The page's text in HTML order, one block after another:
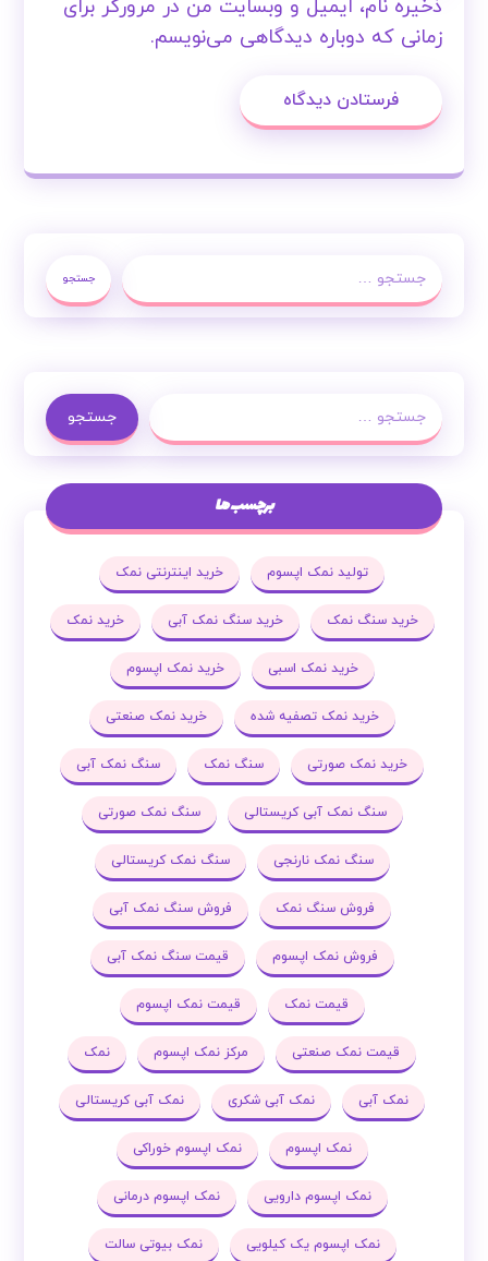
ذخیره نام، ایمیل و وبسایت من در مرورگر برای
زمانی که دوباره دیدگاهی می‌نویسم.
فرستادن دیدگاه
جستجو
جستجو
برچسب ها
تولید نمک اپسوم خرید اینترنتی نمک
خرید سنگ نمک خرید سنگ نمک آبی خرید نمک
خرید نمک اسبی خرید نمک اپسوم
خرید نمک تصفیه شده خرید نمک صنعتی
خرید نمک صورتی سنگ نمک سنگ نمک آبی
سنگ نمک آبی کریستالی سنگ نمک صورتی
سنگ نمک نارنجی سنگ نمک کریستالی
فروش سنگ نمک فروش سنگ نمک آبی
فروش نمک اپسوم قیمت سنگ نمک آبی
قیمت نمک قیمت نمک اپسوم
قیمت نمک صنعتی مرکز نمک اپسوم نمک
نمک آبی نمک آبی شکری نمک آبی کریستالی
نمک اپسوم نمک اپسوم خوراکی
نمک اپسوم دارویی نمک اپسوم درمانی
نمک اپسوم یک کیلویی نمک بیوتی سالت